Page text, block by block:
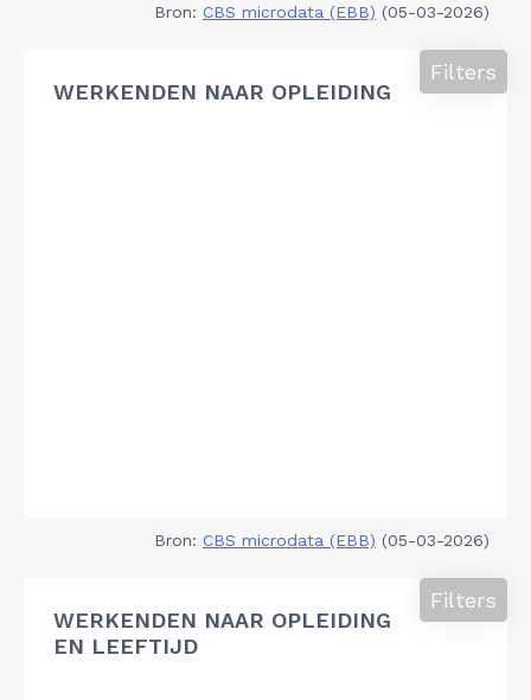
Bron: CBS microdata (EBB) (05-03-2026)
WERKENDEN NAAR OPLEIDING
Filters
Bron: CBS microdata (EBB) (05-03-2026)
WERKENDEN NAAR OPLEIDING
EN LEEFTIJD
Filters